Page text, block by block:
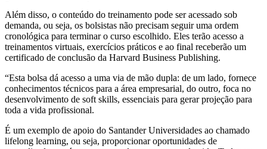
Além disso, o conteúdo do treinamento pode ser acessado sob
demanda, ou seja, os bolsistas não precisam seguir uma ordem
cronológica para terminar o curso escolhido. Eles terão acesso a
treinamentos virtuais, exercícios práticos e ao final receberão um
certificado de conclusão da Harvard Business Publishing.
“Esta bolsa dá acesso a uma via de mão dupla: de um lado, fornece
conhecimentos técnicos para a área empresarial, do outro, foca no
desenvolvimento de soft skills, essenciais para gerar projeção para
toda a vida profissional.
É um exemplo de apoio do Santander Universidades ao chamado
lifelong learning, ou seja, proporcionar oportunidades de